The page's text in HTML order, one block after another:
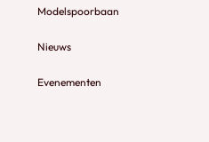
Modelspoorbaan
Nieuws
Evenementen